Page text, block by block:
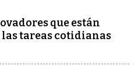
que están
tareas cotidianas